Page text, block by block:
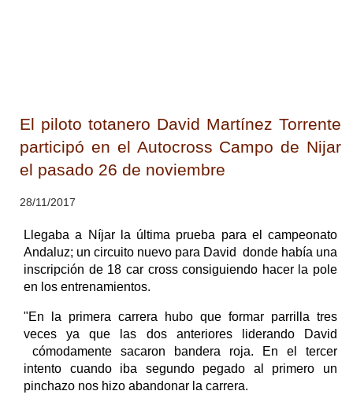
El piloto totanero David Martínez Torrente
participó en el Autocross Campo de Nijar
el pasado 26 de noviembre
28/11/2017
Llegaba a Níjar la última prueba para el campeonato
Andaluz; un circuito nuevo para David donde había una
inscripción de 18 car cross consiguiendo hacer la pole
en los entrenamientos.
"En la primera carrera hubo que formar parrilla tres
veces ya que las dos anteriores liderando David
cómodamente sacaron bandera roja. En el tercer
intento cuando iba segundo pegado al primero un
pinchazo nos hizo abandonar la carrera.